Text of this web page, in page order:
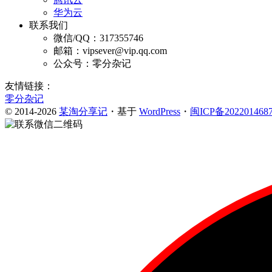
华为云
联系我们
微信/QQ：317355746
邮箱：vipsever@vip.qq.com
公众号：零分杂记
友情链接：
零分杂记
© 2014-2026 某淘分享记 ・基于 WordPress ・ 闽ICP备